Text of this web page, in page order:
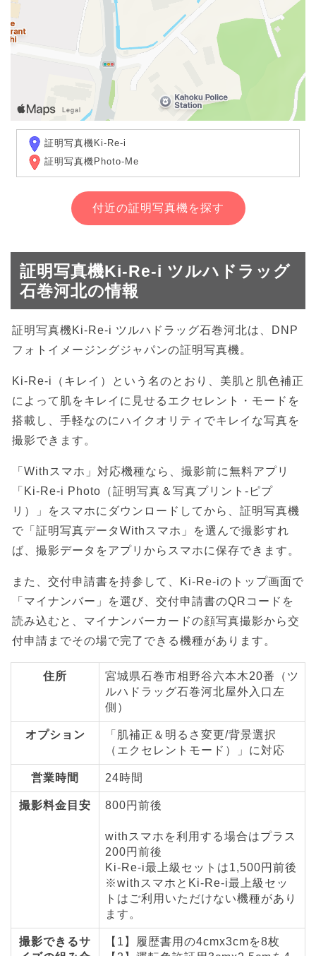
証明写真機Ki-Re-i
証明写真機Photo-Me
付近の証明写真機を探す
証明写真機Ki-Re-i ツルハドラッグ
石巻河北の情報
証明写真機Ki-Re-i ツルハドラッグ石巻河北は、DNP
フォトイメージングジャパンの証明写真機。
Ki-Re-i（キレイ）という名のとおり、美肌と肌色補正
によって肌をキレイに見せるエクセレント・モードを
搭載し、手軽なのにハイクオリティでキレイな写真を
撮影できます。
「Withスマホ」対応機種なら、撮影前に無料アプリ
「Ki-Re-i Photo（証明写真＆写真プリント-ピプ
リ）」をスマホにダウンロードしてから、証明写真機
で「証明写真データWithスマホ」を選んで撮影すれ
ば、撮影データをアプリからスマホに保存できます。
また、交付申請書を持参して、Ki-Re-iのトップ画面で
「マイナンバー」を選び、交付申請書のQRコードを
読み込むと、マイナンバーカードの顔写真撮影から交
付申請までその場で完了できる機種があります。
住所
宮城県石巻市相野谷六本木20番（ツ
ルハドラッグ石巻河北屋外入口左
側）
オプション
「肌補正＆明るさ変更/背景選択
（エクセレントモード）」に対応
営業時間 24時間
撮影料金目安 800円前後
withスマホを利用する場合はプラス
200円前後
Ki-Re-i最上級セットは1,500円前後
※withスマホとKi-Re-i最上級セッ
トはご利用いただけない機種があり
ます。
撮影できるサ
【1】履歴書用の4cmx3cmを8枚